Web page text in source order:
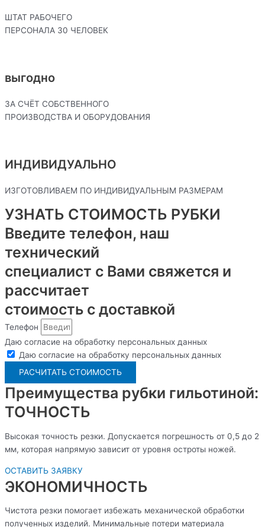
ШТАТ РАБОЧЕГО
ПЕРСОНАЛА 30 ЧЕЛОВЕК
выгодно
ЗА СЧЁТ СОБСТВЕННОГО
ПРОИЗВОДСТВА И ОБОРУДОВАНИЯ
ИНДИВИДУАЛЬНО
ИЗГОТОВЛИВАЕМ ПО ИНДИВИДУАЛЬНЫМ РАЗМЕРАМ
УЗНАТЬ СТОИМОСТЬ РУБКИ
Введите телефон, наш
технический
специалист с Вами свяжется и
рассчитает
стоимость с доставкой
Телефон
Даю согласие на обработку персональных данных
Даю согласие на обработку персональных данных
РАСЧИТАТЬ СТОИМОСТЬ
Преимущества рубки гильотиной:
ТОЧНОСТЬ
Высокая точность резки. Допускается погрешность от 0,5 до 2
мм, которая напрямую зависит от уровня остроты ножей.
ОСТАВИТЬ ЗАЯВКУ
ЭКОНОМИЧНОСТЬ
Чистота резки помогает избежать механической обработки
полученных изделий. Минимальные потери материала